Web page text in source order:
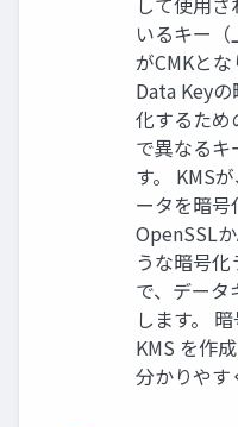
いるキー（
がCMKと
Data Key
化するため
で異なるキ
す。 KMS
ータを暗号
OpenSSL
うな暗号
で、データ
します。
KMS を作
分かりやす